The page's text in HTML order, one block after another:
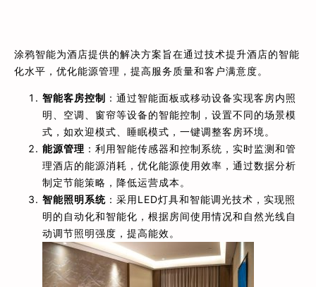
涂鸦智能为酒店提供的解决方案旨在通过技术提升酒店的智能
化水平，优化能源管理，提高服务质量和客户满意度。
智能客房控制 ：通过智能面板或移动设备实现客房内照
明、空调、窗帘等设备的智能控制，设置不同的场景模
式，如欢迎模式、睡眠模式，一键调整客房环境。
能源管理 ：利用智能传感器和控制系统，实时监测和管
理酒店的能源消耗，优化能源使用效率，通过数据分析
制定节能策略，降低运营成本。
智能照明系统 ：采用LED灯具和智能调光技术，实现照
明的自动化和智能化，根据房间使用情况和自然光线自
动调节照明强度，提高能效。